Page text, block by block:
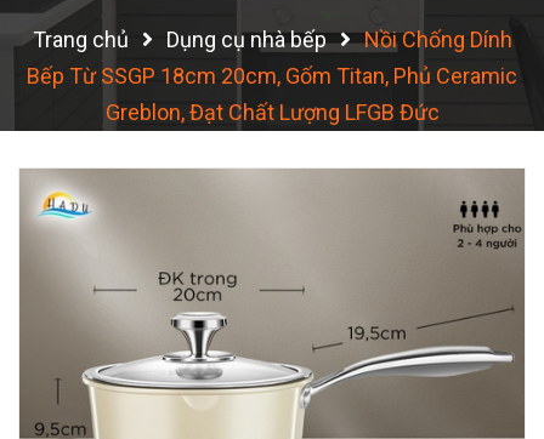
Trang chủ Dụng cụ nhà bếp
Nồi Chống Dính
Bếp Từ SSGP 18cm 20cm, Gốm Titan, Phủ Ceramic
Greblon, Đạt Chất Lượng LFGB Đức